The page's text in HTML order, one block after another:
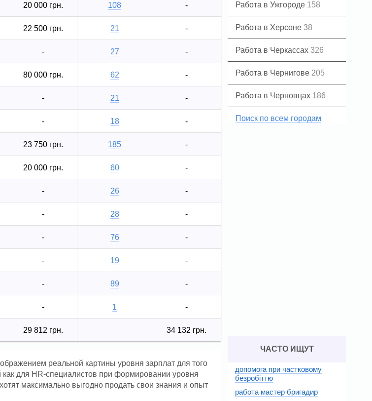
20 000 грн. 108 -
22 500 грн. 21 -
- 27 -
80 000 грн. 62 -
- 21 -
- 18 -
23 750 грн. 185 -
20 000 грн. 60 -
- 26 -
- 28 -
- 76 -
- 19 -
- 89 -
- 1 -
29 812 грн. 34 132 грн.
реальной картины уровня зарплат для того
как для HR-специалистов при формировании уровня
максимально выгодно продать свои знания и опыт
Работа в Ужгороде 158
Работа в Херсоне 38
Работа в Черкассах 326
Работа в Чернигове 205
Работа в Черновцах 186
Поиск по всем городам
ЧАСТО ИЩУТ
допомога при частковому
безробіттю
работа мастер бригадир